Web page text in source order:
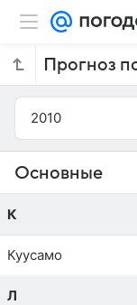
2010
Основные
К
Куусамо
Л